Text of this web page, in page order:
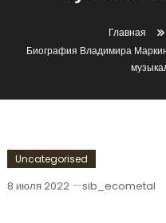
Главная
Биография Владимира
Uncategorised
8 июля 2022 sib_ecometal